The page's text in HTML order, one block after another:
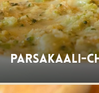
Parsakaali-